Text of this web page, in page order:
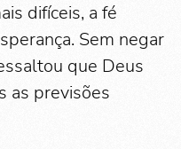
difíceis, a fé
Sem negar
que Deus
as previsões